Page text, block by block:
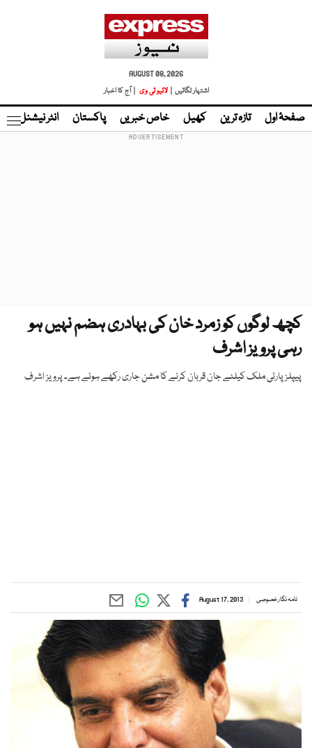
AUGUST 08, 2026
اشتہار لگائیں |
لائیو ٹی وی | آج کا اخبار
صفحۂ اول تازہ ترین کھیل خاص خبریں پاکستان انٹر نیشنل
کچھ لوگوں کو زمرد خان کی بہادری ہضم نہیں ہو
رہی پرویز اشرف
پیپلز پارٹی ملک کیلئے جان قربان کرنے کا مشن جاری رکھے ہوئے ہے۔ پرویز اشرف
نامہ نگار خصوصی August 17, 2013